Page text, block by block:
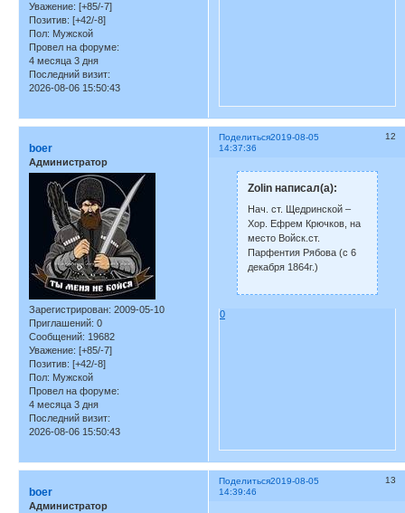
Уважение: [+85/-7]
Позитив: [+42/-8]
Пол: Мужской
Провел на форуме:
4 месяца 3 дня
Последний визит:
2026-08-06 15:50:43
Поделиться 12
2019-08-05
14:37:36
boer
Администратор
Зарегистрирован: 2009-05-10
Приглашений: 0
Сообщений: 19682
Уважение: [+85/-7]
Позитив: [+42/-8]
Пол: Мужской
Провел на форуме:
4 месяца 3 дня
Последний визит:
2026-08-06 15:50:43
Zolin написал(а):
Нач. ст. Щедринской –
Хор. Ефрем Крючков, на
место Войск.ст.
Парфентия Рябова (с 6
декабря 1864г.)
0
Поделиться 13
2019-08-05
14:39:46
boer
Администратор